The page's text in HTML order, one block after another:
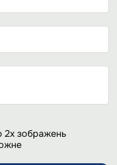
2х зображень